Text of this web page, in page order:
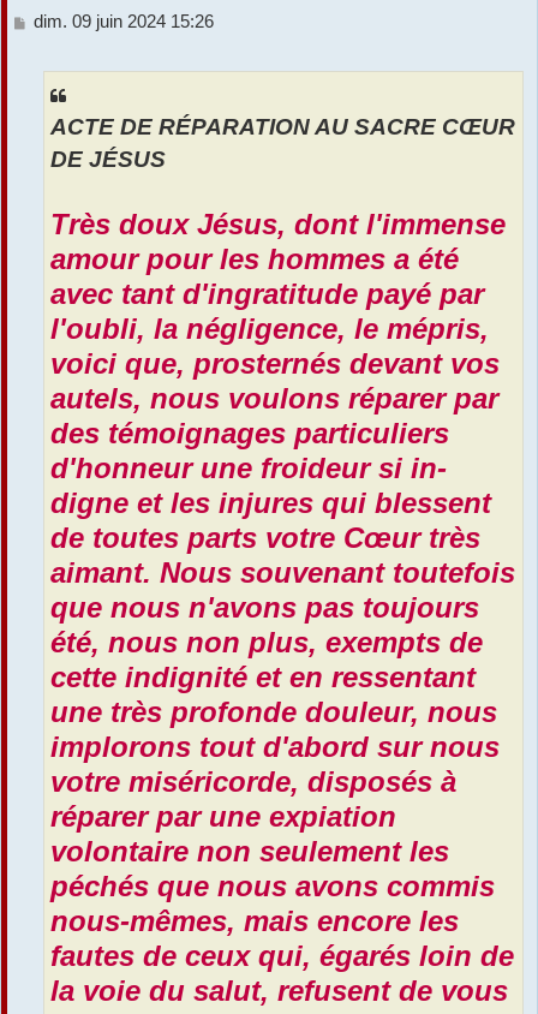
M
dim. 09 juin 2024 15:26
ACTE DE RÉPARATION AU SACRE CŒUR
DE JÉSUS
Très doux Jésus, dont l'immense
amour pour les hommes a été
avec tant d'ingratitude payé par
l'oubli, la négligence, le mépris,
voici que, prosternés devant vos
autels, nous voulons réparer par
des témoignages particuliers
d'honneur une froideur si in-
digne et les injures qui blessent
de toutes parts votre Cœur très
aimant. Nous souvenant toutefois
que nous n'avons pas toujours
été, nous non plus, exempts de
cette indignité et en ressentant
une très profonde douleur, nous
implorons tout d'abord sur nous
votre miséricorde, disposés à
réparer par une expiation
volontaire non seulement les
péchés que nous avons commis
nous-mêmes, mais encore les
fautes de ceux qui, égarés loin de
la voie du salut, refusent de vous